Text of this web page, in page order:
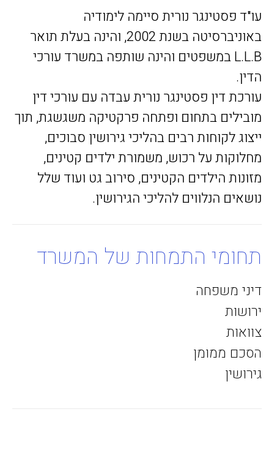
עו"ד פסטינגר נורית סיימה לימודיה
באוניברסיטה בשנת 2002, והינה בעלת תואר
L.L.B במשפטים והינה שותפה במשרד עורכי
הדין.
עורכת דין פסטינגר נורית עבדה עם עורכי דין
מובילים בתחום ופתחה פרקטיקה משגשגת, תוך
ייצוג לקוחות רבים בהליכי גירושין סבוכים,
מחלוקות על רכוש, משמורת ילדים קטינים,
מזונות הילדים הקטינים, סירוב גט ועוד שלל
נושאים הנלווים להליכי הגירושין.
תחומי התמחות של המשרד
דיני משפחה
ירושות
צוואות
הסכם ממומן
גירושין